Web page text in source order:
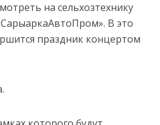
на сельхозтехнику
В это
праздник концертом